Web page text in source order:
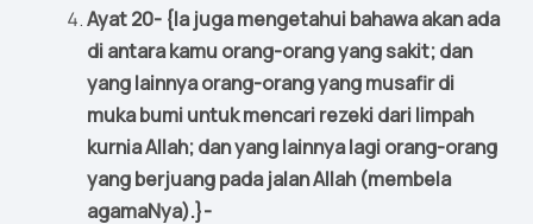
Ayat 20- {Ia juga mengetahui bahawa akan ada
di antara kamu orang-orang yang sakit; dan
yang lainnya orang-orang yang musafir di
muka bumi untuk mencari rezeki dari limpah
kurnia Allah; dan yang lainnya lagi orang-orang
yang berjuang pada jalan Allah (membela
agamaNya).}-